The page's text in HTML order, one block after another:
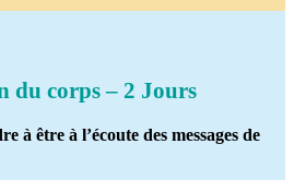
du corps – 2 Jours
à être à l’écoute des messages de